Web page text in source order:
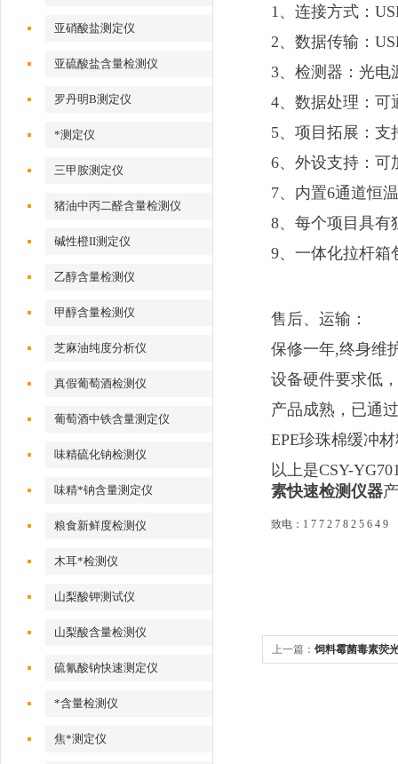
亚硝酸盐测定仪
亚硫酸盐含量检测仪
罗丹明B测定仪
*测定仪
三甲胺测定仪
猪油中丙二醛含量检测仪
碱性橙II测定仪
乙醇含量检测仪
甲醇含量检测仪
芝麻油纯度分析仪
真假葡萄酒检测仪
葡萄酒中铁含量测定仪
味精硫化钠检测仪
味精*钠含量测定仪
粮食新鲜度检测仪
木耳*检测仪
山梨酸钾测试仪
山梨酸含量检测仪
硫氰酸钠快速测定仪
*含量检测仪
焦*测定仪
1、连接方式：
2、数据传输：
3、检测器：光电
4、数据处理：可
5、项目拓展：支
6、外设支持：可
7、内置6通道恒
8、每个项目具有
9、一体化拉杆箱
售后、运输：
保修一年,终身维
设备硬件要求低
产品成熟，已通
EPE珍珠棉缓冲
以上是CSY-
素快速检测仪器
致电：1 7 7 2 7 8 2 5 6 4 9
上一篇： 饲料霉菌毒素荧